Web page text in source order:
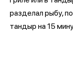
разделал рыбу,
тандыр на 15